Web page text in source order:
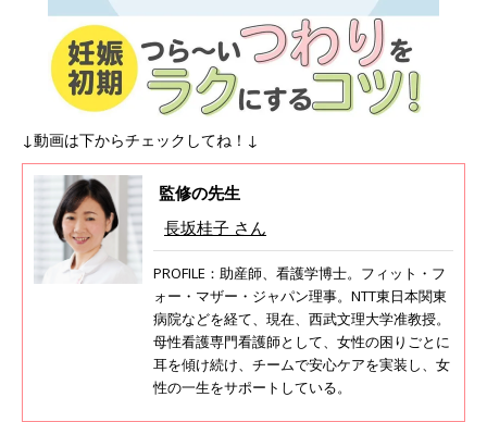
↓動画は下からチェックしてね！↓
監修の先生
長坂桂子 さん
PROFILE：助産師、看護学博士。フィット・フ
ォー・マザー・ジャパン理事。NTT東日本関東
病院などを経て、現在、西武文理大学准教授。
母性看護専門看護師として、女性の困りごとに
耳を傾け続け、チームで安心ケアを実装し、女
性の一生をサポートしている。